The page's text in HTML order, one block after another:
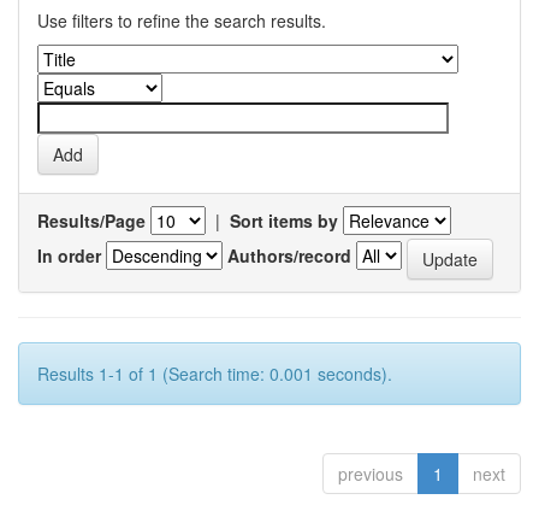
Use filters to refine the search results.
Results/Page | Sort items by
In order
Authors/record
Results 1-1 of 1 (Search time: 0.001 seconds).
previous 1 next